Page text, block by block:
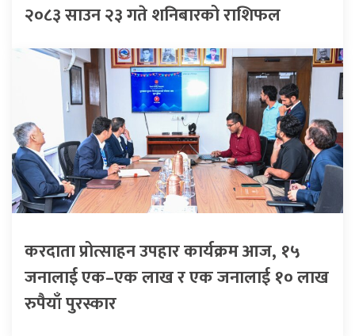
२०८३ साउन २३ गते शनिबारको राशिफल
करदाता प्रोत्साहन उपहार कार्यक्रम आज, १५
जनालाई एक–एक लाख र एक जनालाई १० लाख
रुपैयाँ पुरस्कार